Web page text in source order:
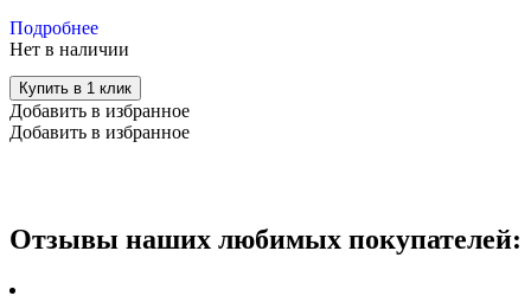
Подробнее
Нет в наличии
Купить в 1 клик
Добавить в избранное
Добавить в избранное
Отзывы наших любимых покупателей: